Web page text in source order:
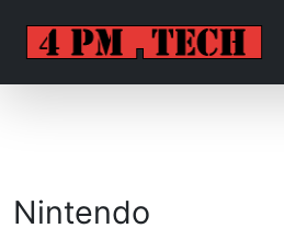
Nintendo